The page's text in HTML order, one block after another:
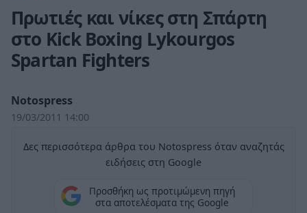
Πρωτιές και νίκες στη Σπάρτη
στο Kick Boxing Lykourgos
Spartan Fighters
Notospress
19/03/2011 14:00
Δες περισσότερα άρθρα του Notospress όταν αναζητάς
ειδήσεις στη Google
Προσθήκη ως προτιμώμενη πηγή
στα αποτελέσματα της Google